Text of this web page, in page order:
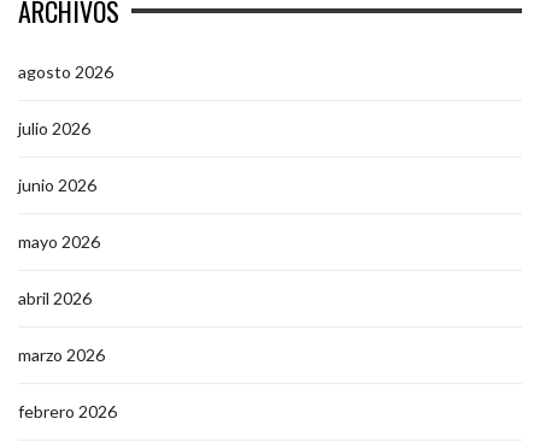
ARCHIVOS
agosto 2026
julio 2026
junio 2026
mayo 2026
abril 2026
marzo 2026
febrero 2026